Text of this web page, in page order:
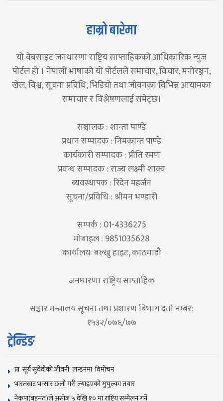
हाम्रो बारेमा
यो वेबसाइट जनधारणा राष्ट्रिय साप्ताहिकको आधिकारिक न्युज
पोर्टल हो । नेपाली भाषाको यो पोर्टलले समाचार, विचार, मनोरञ्जन,
खेल, विश्व, सूचना प्रविधि, भिडियो तथा जीवनका विभिन्न आयामका
समाचार र विश्लेषणलाई समेट्छ।
सञ्चालक : शान्ता पाण्डे
प्रधान सम्पादक : निमकान्त पाण्डे
कार्यकारी सम्पादक : प्रीति रमण
प्रवन्ध सम्पादक : राज्य लक्ष्मी शाक्य
ब्यवस्थापक : रिदेन महर्जन
सूचना/प्रविधि : श्रीमन भण्डारी
सम्पर्क : 01-4336275
मोबाइल : 9851035628
कार्यालय: बल्खु हाइट, काठमाडौं
जनधारणा राष्ट्रिय साप्ताहिक
सञ्चार मन्त्रालय सूचना तथा प्रशारण बिभाग दर्ता नम्बर:
१५३२/०७६/७७
ट्रेन्डिङ
प्रा सूर्य सुवेदीको जीवनी लन्डनमा विमोचन
भारतबाट भन्सार छली गरी ल्याइएको मुचुल्का तयार
नेकपा(बहुमत)ले असोज ५ देखि १० मा राष्ट्रिय सम्मेलन गर्ने